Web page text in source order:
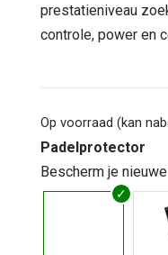
prestatieniveau
controle, power en
Op voorraad (kan
Padelprotector
Bescherm je